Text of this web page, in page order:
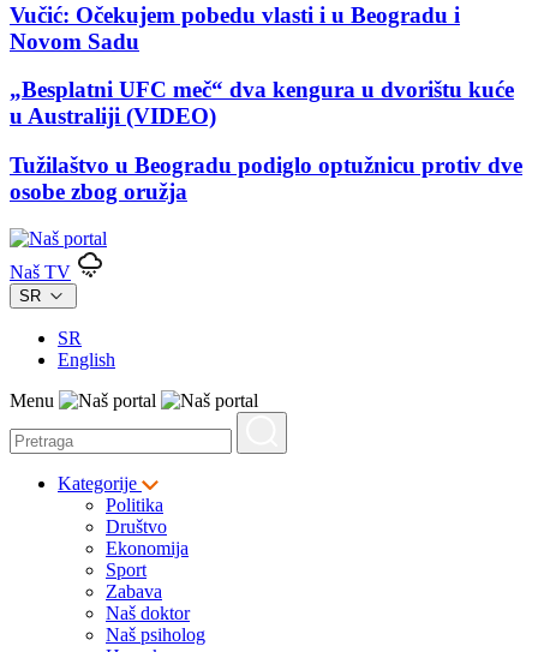
Vučić: Očekujem pobedu vlasti i u Beogradu i
Novom Sadu
„Besplatni UFC meč“ dva kengura u dvorištu kuće
u Australiji (VIDEO)
Tužilaštvo u Beogradu podiglo optužnicu protiv dve
osobe zbog oružja
Naš TV
SR
SR
English
Menu
Kategorije
Politika
Društvo
Ekonomija
Sport
Zabava
Naš doktor
Naš psiholog